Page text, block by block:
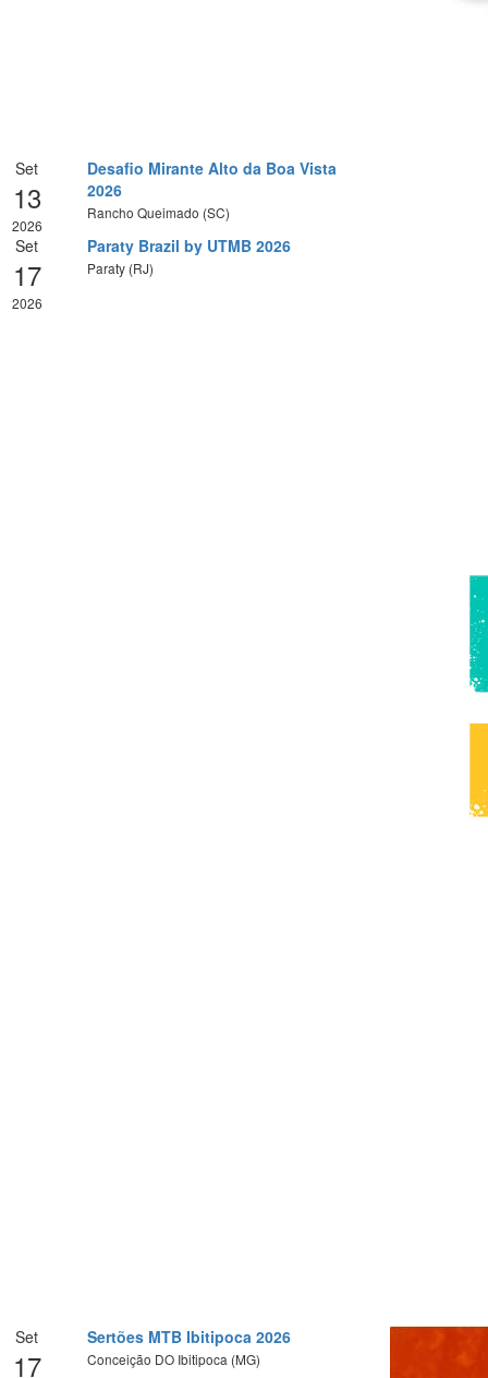
Set
13
2026
Desafio Mirante Alto da Boa Vista
2026
Rancho Queimado (SC)
Set
17
2026
Paraty Brazil by UTMB 2026
Paraty (RJ)
Set
17
Sertões MTB Ibitipoca 2026
Conceição DO Ibitipoca (MG)